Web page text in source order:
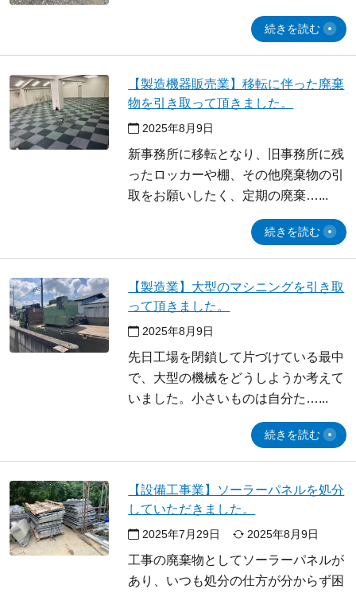
続きを読む
【製造機器販売業】移転に伴った廃棄
物を引き取って頂きました。
2025年8月9日
新事務所に移転となり、旧事務所に残
ったロッカーや棚、その他廃棄物の引
取をお願いしたく、定期の廃棄…
続きを読む
【製造業】大型のマシニングを引き取
って頂きました。
2025年8月9日
先日工場を閉鎖して片づけている最中
で、大型の機械をどうしようか考えて
いました。小さいものは自分た…
続きを読む
【設備工事業】ソーラーパネルを処分
していただきました。
2025年7月29日 2025年8月9日
工事の廃棄物としてソーラーパネルが
あり、いつも処分の仕方が分からず困